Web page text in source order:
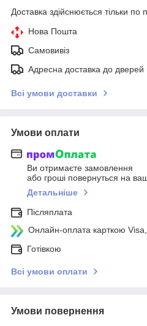
Доставка здійснюється тільки по
Нова Пошта
Самовивіз
Адресна доставка до дверей
Всі умови доставки
Умови оплати
Ви отримаєте замовлення
або гроші повернуться на
Детальніше
Післяплата
Онлайн-оплата карткою
Готівкою
Всі умови оплати
Умови повернення